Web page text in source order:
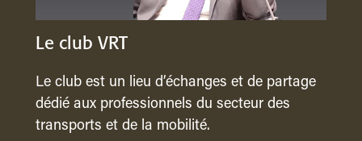
Le club VRT
Le club est un lieu d’échanges et de partage
dédié aux professionnels du secteur des
transports et de la mobilité.